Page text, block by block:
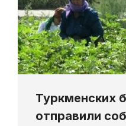
Туркменских
отправили